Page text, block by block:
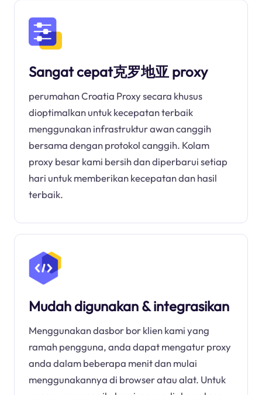
Sangat cepat克罗地亚 proxy
perumahan Croatia Proxy secara khusus
dioptimalkan untuk kecepatan terbaik
menggunakan infrastruktur awan canggih
bersama dengan protokol canggih. Kolam
proxy besar kami bersih dan diperbarui setiap
hari untuk memberikan kecepatan dan hasil
terbaik.
Mudah digunakan & integrasikan
Menggunakan dasbor bor klien kami yang
ramah pengguna, anda dapat mengatur proxy
anda dalam beberapa menit dan mulai
menggunakannya di browser atau alat. Untuk